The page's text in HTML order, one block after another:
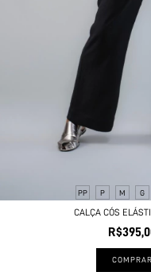
PP P M G
CALÇA CÓS
COMPRAR